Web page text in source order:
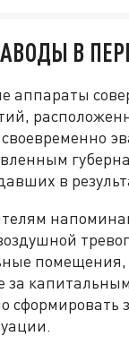
В
аппараты
в
за
сформировать